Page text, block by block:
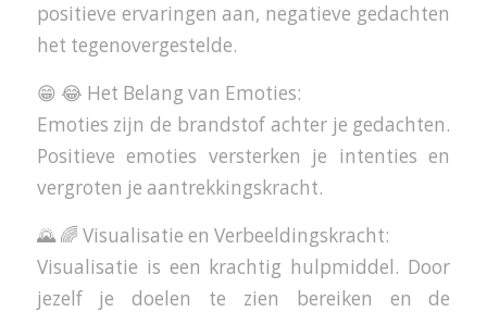
positieve ervaringen aan, negatieve gedachten
het tegenovergestelde.
😁 😂 Het Belang van Emoties:
Emoties zijn de brandstof achter je gedachten.
Positieve emoties versterken je intenties en
vergroten je aantrekkingskracht.
🌄 🌈 Visualisatie en Verbeeldingskracht:
Visualisatie is een krachtig hulpmiddel. Door
jezelf je doelen te zien bereiken en de